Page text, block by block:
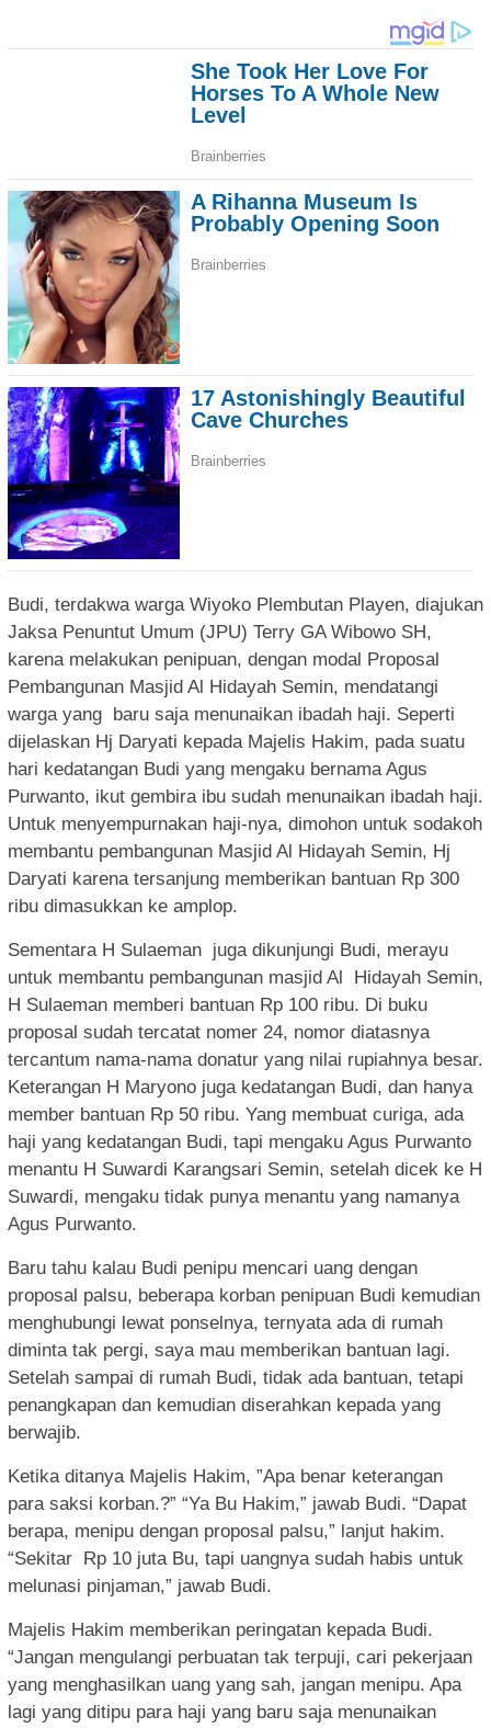
Budi, terdakwa warga Wiyoko Plembutan Playen, diajukan
Jaksa Penuntut Umum (JPU) Terry GA Wibowo SH,
karena melakukan penipuan, dengan modal Proposal
Pembangunan Masjid Al Hidayah Semin, mendatangi
warga yang baru saja menunaikan ibadah haji. Seperti
dijelaskan Hj Daryati kepada Majelis Hakim, pada suatu
hari kedatangan Budi yang mengaku bernama Agus
Purwanto, ikut gembira ibu sudah menunaikan ibadah haji.
Untuk menyempurnakan haji-nya, dimohon untuk sodakoh
membantu pembangunan Masjid Al Hidayah Semin, Hj
Daryati karena tersanjung memberikan bantuan Rp 300
ribu dimasukkan ke amplop.
Sementara H Sulaeman juga dikunjungi Budi, merayu
untuk membantu pembangunan masjid Al
Hidayah Semin,
H Sulaeman memberi bantuan Rp 100 ribu. Di buku
proposal sudah tercatat nomer 24, nomor diatasnya
tercantum nama-nama donatur yang nilai rupiahnya besar.
Keterangan H Maryono juga kedatangan Budi, dan hanya
member bantuan Rp 50 ribu. Yang membuat curiga, ada
haji yang kedatangan Budi, tapi mengaku Agus Purwanto
menantu H Suwardi Karangsari Semin, setelah dicek ke H
Suwardi, mengaku tidak punya menantu yang namanya
Agus Purwanto.
Baru tahu kalau Budi penipu mencari uang dengan
proposal palsu, beberapa korban penipuan Budi kemudian
menghubungi lewat ponselnya, ternyata ada di rumah
diminta tak pergi, saya mau memberikan bantuan lagi.
Setelah sampai di rumah Budi, tidak ada bantuan, tetapi
penangkapan dan kemudian diserahkan kepada yang
berwajib.
Ketika ditanya Majelis Hakim, ”Apa benar keterangan
para saksi korban.?” “Ya Bu Hakim,” jawab Budi. “Dapat
berapa, menipu dengan proposal palsu,” lanjut hakim.
“Sekitar Rp 10 juta Bu, tapi uangnya sudah habis untuk
melunasi pinjaman,” jawab Budi.
Majelis Hakim memberikan peringatan kepada Budi.
“Jangan mengulangi perbuatan tak terpuji, cari pekerjaan
yang menghasilkan uang yang sah, jangan menipu. Apa
lagi yang ditipu para haji yang baru saja menunaikan